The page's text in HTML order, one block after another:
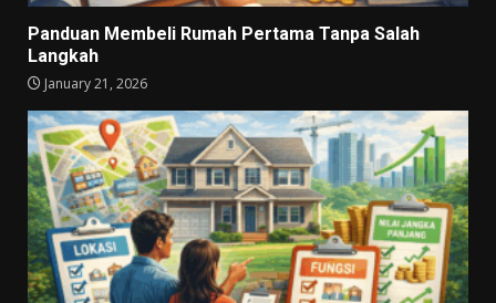
Panduan Membeli Rumah Pertama Tanpa Salah
Langkah
January 21, 2026